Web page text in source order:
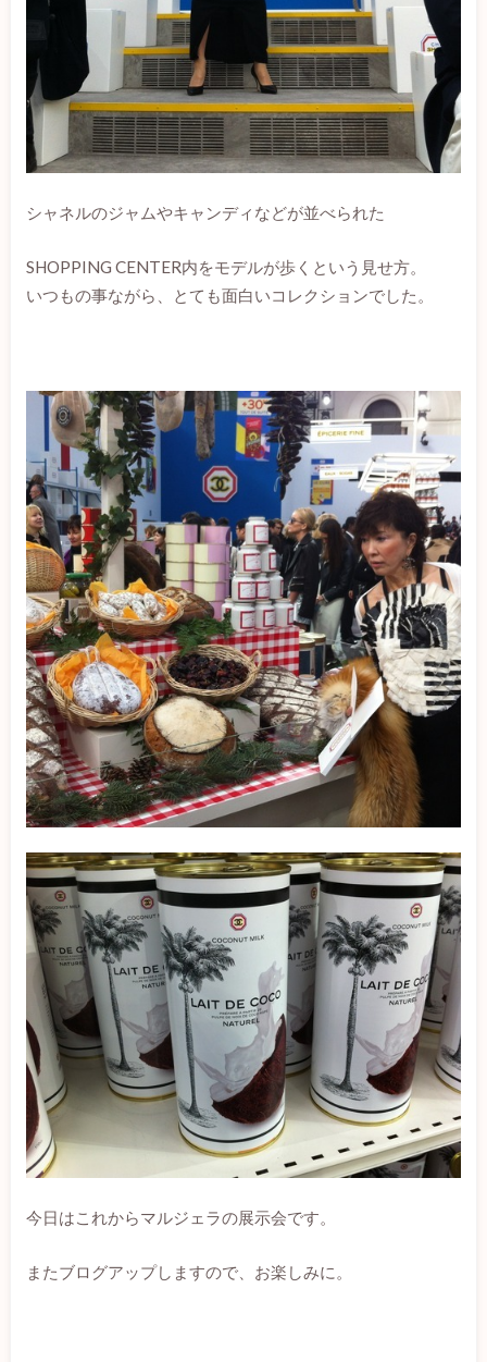
シャネルのジャムやキャンディなどが並べられた
SHOPPING CENTER内をモデルが歩くという見せ方。
いつもの事ながら、とても面白いコレクションでした。
今日はこれからマルジェラの展示会です。
またブログアップしますので、お楽しみに。